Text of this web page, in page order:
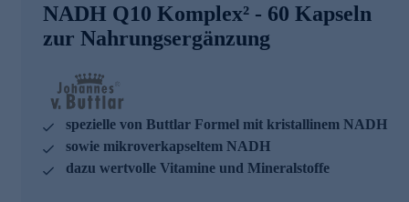
NADH Q10 Komplex² - 60 Kapseln
zur Nahrungsergänzung
spezielle von Buttlar Formel mit kristallinem NADH
sowie mikroverkapseltem NADH
dazu wertvolle Vitamine und Mineralstoffe